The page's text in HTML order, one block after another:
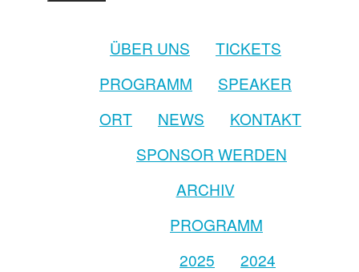
ÜBER UNS
TICKETS
PROGRAMM
SPEAKER
ORT
NEWS
KONTAKT
SPONSOR WERDEN
ARCHIV
PROGRAMM
2025
2024